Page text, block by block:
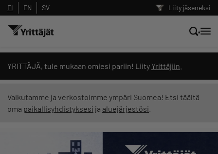
Liity jäseneksi
FI EN SV
YRITTÄJÄ, tule mukaan omiesi pariin! Liity Yrittäjiin
Vaikutamme ja verkostoimme ympäri Suomea! Etsi täältä
oma paikallisyhdistyksesi ja aluejärjestösi
Hae sivustolta tai kysy suoraan
Yrittäjien tekoälyltä
Suodata hakutuloksia: näytä kaikki sisältö